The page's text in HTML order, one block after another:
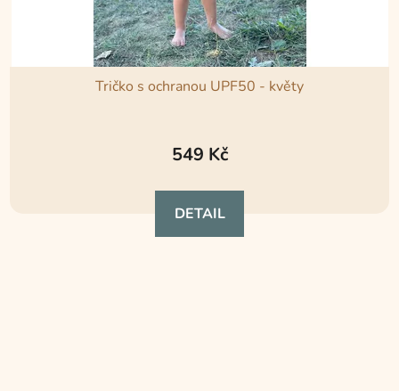
Tričko s ochranou UPF50 - květy
hodnocení
je
5,0
z
549 Kč
DETAIL